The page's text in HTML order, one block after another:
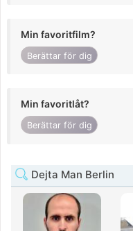
Min favoritfilm?
Berättar för dig
Min favoritlåt?
Berättar för dig
Dejta Man Berlin